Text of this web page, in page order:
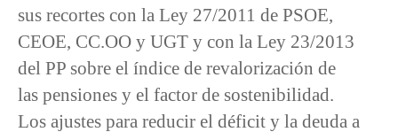
sus recortes con la Ley 27/2011 de PSOE,
CEOE, CC.OO y UGT y con la Ley 23/2013
del PP sobre el índice de revalorización de
las pensiones y el factor de sostenibilidad.
Los ajustes para reducir el déficit y la deuda a